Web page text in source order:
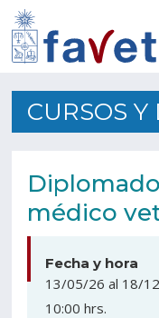
CURSOS
médico
Fecha y hora
13/05/26 al 18/
10:00 hrs.